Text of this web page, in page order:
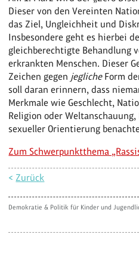
Dieser von den Vereinten
das Ziel, Ungleichheit und
Insbesondere geht es hierbei
gleichberechtigte Behandlung
erkrankten Menschen. Dieser
Zeichen gegen jeglicheForm
soll daran erinnern, dass
Merkmale wie Geschlecht,
Religion oder
sexueller Orientierung
Zum Schwerpunktthema
<Zurück
Demokratie & Politik für Kinder und